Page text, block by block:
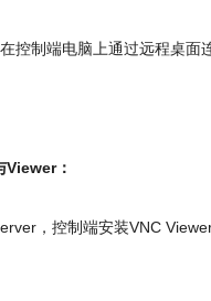
在控制端电脑上通过远程桌面
：
，控制端安装VNC Viewer